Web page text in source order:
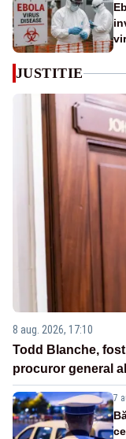
JUSTITIE
8 aug. 2026, 17:10
Todd Blanche,
procuror general
7